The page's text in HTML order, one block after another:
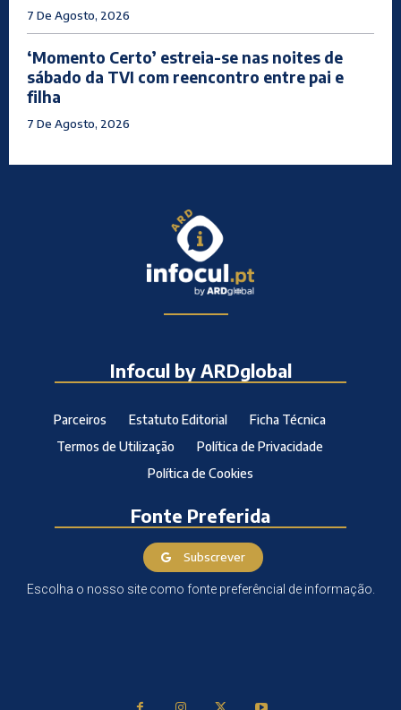
7 De Agosto, 2026
‘Momento Certo’ estreia-se nas noites de
sábado da TVI com reencontro entre pai e
filha
7 De Agosto, 2026
Infocul by ARDglobal
Parceiros Estatuto Editorial
Ficha Técnica
Termos de Utilização
Política de Privacidade
Política de Cookies
Fonte Preferida
Subscrever
Escolha o nosso site como fonte preferêncial de informação.